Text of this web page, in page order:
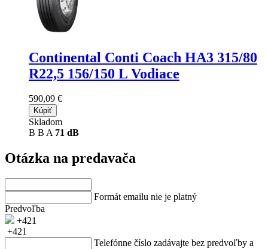
Continental Conti Coach HA3 315/80
R22,5 156/150 L Vodiace
590,09 €
Kúpiť
Skladom
B B A 71 dB
Otázka na predavača
Formát emailu nie je platný
Predvoľba
+421
+421
Telefónne číslo zadávajte bez predvoľby a